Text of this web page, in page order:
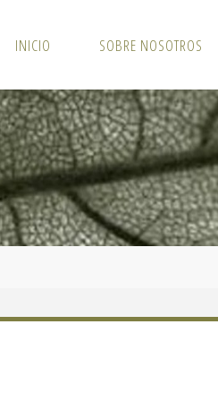
INICIO SOBRE NOSOTROS